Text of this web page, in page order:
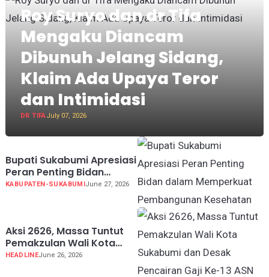
Roy Suryo dan dr Tifa
Mengaku Diancam
Dibunuh Jelang Sidang,
Klaim Ada Upaya Teror
dan Intimidasi
DR TIFAJuly 07, 2026
Bupati Sukabumi Apresiasi
Peran Penting Bidan
dalam Memperkuat
KABUPATEN-SUKABUMIJune 27, 2026
Aksi 2626, Massa Tuntut
Pemakzulan Wali Kota
Sukabumi dan Desak
HEADLINEJune 26, 2026